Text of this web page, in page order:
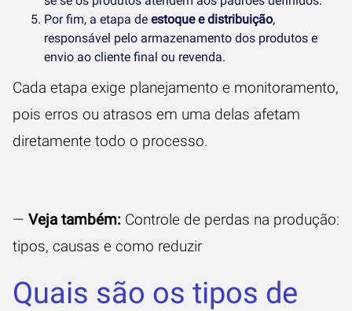
Por fim, a etapa de estoque e distribuição,
responsável pelo armazenamento dos produtos e
envio ao cliente final ou revenda.
Cada etapa exige planejamento e monitoramento,
pois erros ou atrasos em uma delas afetam
diretamente todo o processo.
— Veja também: Controle de perdas na produção:
tipos, causas e como reduzir
Quais são os tipos de